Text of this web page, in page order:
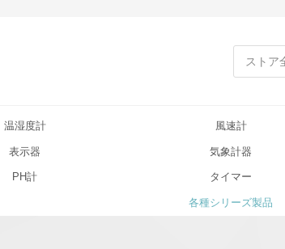
検索
温湿度計 風速計
表示器 気象計器
PH計 タイマー
各種シリーズ製品